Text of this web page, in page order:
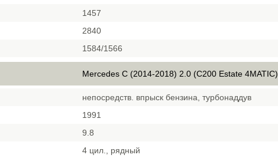
1457
2840
1584/1566
Mercedes C (2014-2018) 2.0 (C200 Estate 4MATIC)
непосредств. впрыск бензина, турбонаддув
1991
9.8
4 цил., рядный